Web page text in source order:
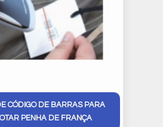
CÓDIGO DE BARRAS PARA
PENHA DE FRANÇA